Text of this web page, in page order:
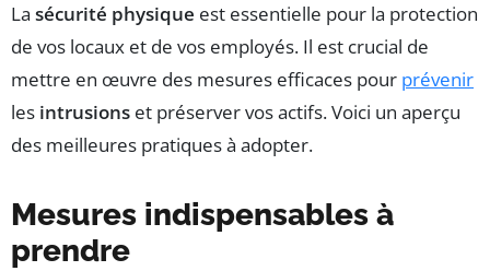
La sécurité physique est essentielle pour la protection
de vos locaux et de vos employés. Il est crucial de
mettre en œuvre des mesures efficaces pour prévenir
les intrusions et préserver vos actifs. Voici un aperçu
des meilleures pratiques à adopter.
Mesures indispensables à
prendre